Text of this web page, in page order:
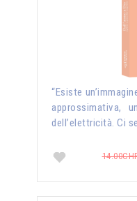
“Esiste
approssimativa,
dell’elettricità. Ci